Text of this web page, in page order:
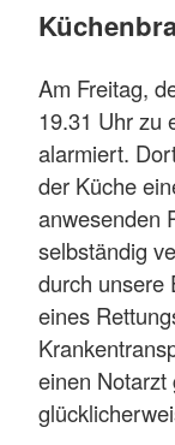
Am Freitag,
19.31 Uhr zu
alarmiert.
der Küche
anwesenden
selbständig
durch unsere
eines
einen